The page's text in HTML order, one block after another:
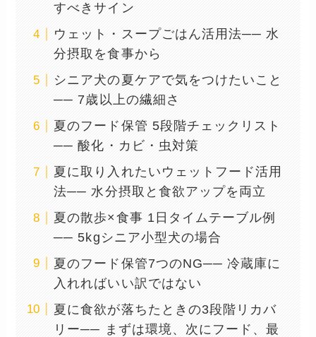
すべきサイン
ウェット・スープごはん活用法── 水
分摂取を食事から
シニア犬の夏ケアで気をつけたいこと
── 7歳以上の繊細さ
夏のフード保管 5段階チェックリスト
── 酸化・カビ・虫対策
夏に取り入れたいウェットフード活用
法── 水分摂取と食欲アップを両立
夏の散歩×食事 1日タイムテーブル例
── 5kgシニア小型犬の場合
夏のフード保管7つのNG── 冷蔵庫に
入れればいい訳ではない
夏に食欲が落ちたときの3段階リカバ
リー── まずは環境、次にフード、最